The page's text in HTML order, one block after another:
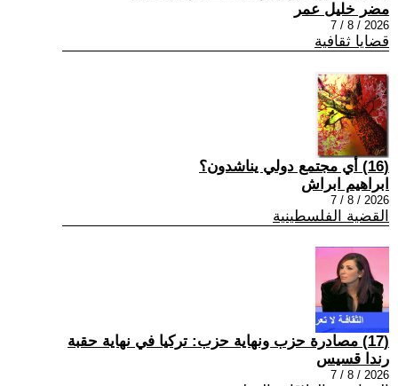
مضر خليل عمر
2026 / 8 / 7
قضايا ثقافية
(16) أي مجتمع دولي يناشدون؟
ابراهيم ابراش
2026 / 8 / 7
القضية الفلسطينية
(17) مصادرة حزب ونهاية حزب: تركيا في نهاية حقبة
رندا قسيس
2026 / 8 / 7